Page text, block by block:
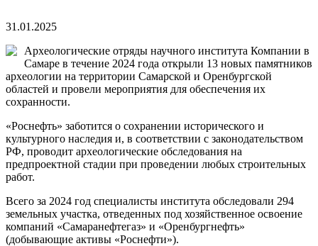
31.01.2025
Археологические отряды научного института Компании в
Самаре в течение 2024 года открыли 13 новых памятников
археологии на территории Самарской и Оренбургской
областей и провели мероприятия для обеспечения их
сохранности.
«Роснефть» заботится о сохранении исторического и
культурного наследия и, в соответствии с законодательством
РФ, проводит археологические обследования на
предпроектной стадии при проведении любых строительных
работ.
Всего за 2024 год специалисты института обследовали 294
земельных участка, отведенных под хозяйственное освоение
компаний «Самаранефтегаз» и «Оренбургнефть»
(добывающие активы «Роснефти»).